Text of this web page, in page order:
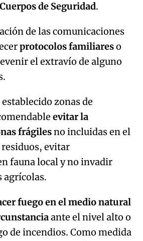
de Seguridad.
de las comunicaciones
protocolos familiareso
el extravío de alguno
zonas de
evitar la
frágilesno incluidas en el
evitar
fauna local y no invadir
agrícolas.
fuego en el medio natural
ante el nivel alto o
de incendios. Como medida